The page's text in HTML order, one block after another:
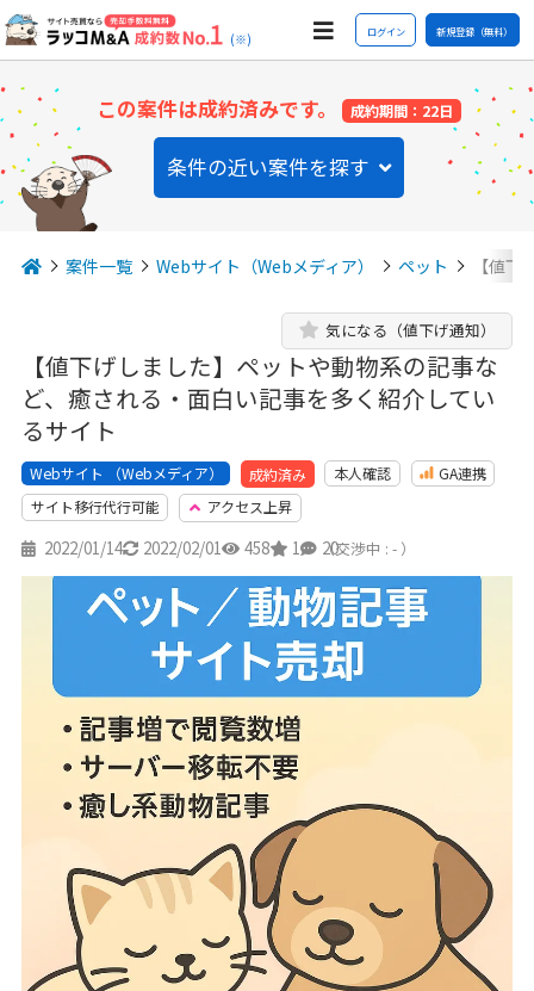
(※) ログイン 新規登録（無料）
この案件は成約済みです。 成約期間：22日
条件の近い案件を探す
案件一覧 Webサイト（Webメディア） ペット 【値
【値下げしました】ペットや動物系の記事な
ど、癒される・面白い記事を多く紹介してい
るサイト
気になる（値下げ通知）
Webサイト （Webメディア） 成約済み 本人確認
GA連携
サイト移行代行可能
アクセス上昇
2022/01/14 2022/02/01 458 1 20
（交渉中 : - ）